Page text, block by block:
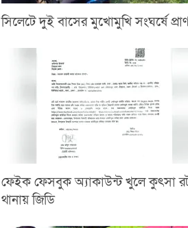
সিলেটে দুই বাসের মুখোমুখি সংঘর্ষে
ফেইক ফেসবুক অ্যাকাউন্ট খুলে কুৎসা
থানায় জিডি